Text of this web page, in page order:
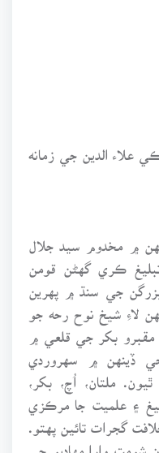
علاء الدين جي زمانه
۾ مخدوم سيد جلال
ڪري گهڻن قومن
جي سنڌ ۾ پهرين
لاءِ شيخ نوح رحه جو
مقبرو بکر جي قلعي ۾
ڏينهن ۾ سهروردي
ملتان، اُچ، بکر،
۽ علميت جا مرڪزي
گجرات تائين پهتو.
شومت وارا مهاديو جي